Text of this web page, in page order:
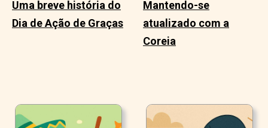
Uma breve história do
Dia de Ação de Graças
Mantendo-se
atualizado com a
Coreia